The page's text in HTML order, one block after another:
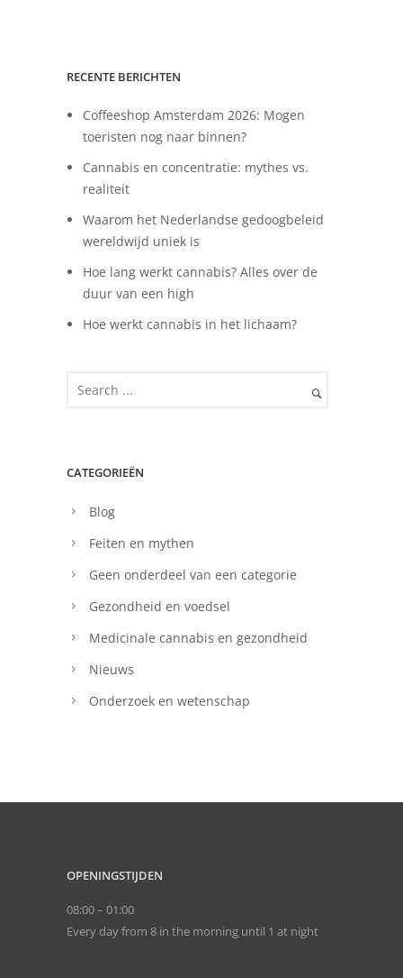
RECENTE BERICHTEN
Coffeeshop Amsterdam 2026: Mogen
toeristen nog naar binnen?
Cannabis en concentratie: mythes vs.
realiteit
Waarom het Nederlandse gedoogbeleid
wereldwijd uniek is
Hoe lang werkt cannabis? Alles over de
duur van een high
Hoe werkt cannabis in het lichaam?
CATEGORIEËN
Blog
Feiten en mythen
Geen onderdeel van een categorie
Gezondheid en voedsel
Medicinale cannabis en gezondheid
Nieuws
Onderzoek en wetenschap
OPENINGSTIJDEN
08:00 – 01:00
Every day from 8 in the morning until 1 at night